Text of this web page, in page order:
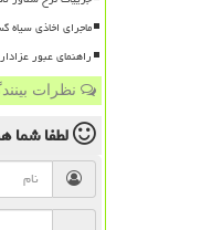
ماجرای اخاذی سیاه
راهنمای عبور
نظرات
لطفا شما